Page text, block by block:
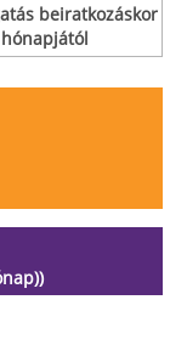
beiratkozáskor